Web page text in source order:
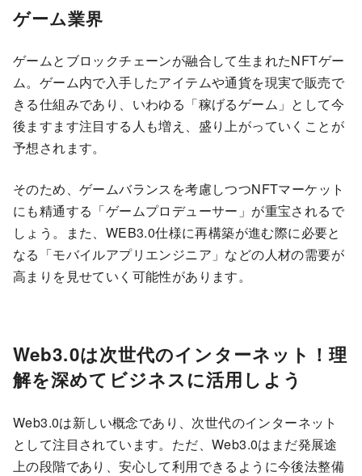
ゲーム業界
ゲームとブロックチェーンが融合して生まれたNFTゲー
ム。ゲーム内で入手したアイテムや通貨を現実で販売で
きる仕組みであり、いわゆる「稼げるゲーム」として今
後ますます注目する人も増え、盛り上がっていくことが
予想されます。
そのため、ゲームバランスを考慮しつつNFTマーケット
にも精通する「ゲームプロデューサー」が重宝されるで
しょう。また、WEB3.0仕様に再構築が進む際に必要と
なる「モバイルアプリエンジニア」などの人材の需要が
高まりを見せていく可能性があります。
Web3.0は次世代のインターネット！理
解を深めてビジネスに活用しよう
Web3.0は新しい概念であり、次世代のインターネット
として注目されています。ただ、Web3.0はまだ発展途
上の段階であり、安心して利用できるように今後法整備